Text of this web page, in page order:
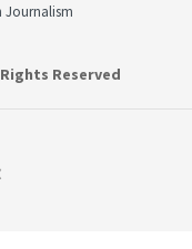
Journalism
Reserved